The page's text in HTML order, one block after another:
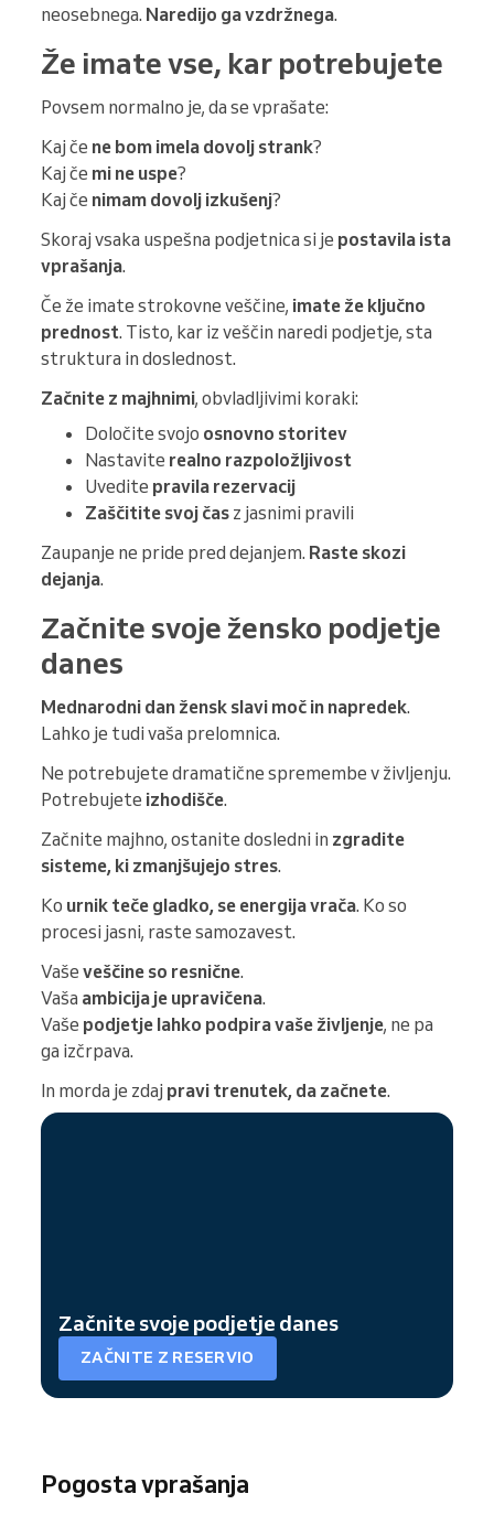
neosebnega. Naredijo ga vzdržnega.
Že imate vse, kar potrebujete
Povsem normalno je, da se vprašate:
Kaj če ne bom imela dovolj strank?
Kaj če mi ne uspe?
Kaj če nimam dovolj izkušenj?
Skoraj vsaka uspešna podjetnica si je postavila ista
vprašanja.
Če že imate strokovne veščine, imate že ključno
prednost. Tisto, kar iz veščin naredi podjetje, sta
struktura in doslednost.
Začnite z majhnimi, obvladljivimi koraki:
Določite svojo osnovno storitev
Nastavite realno razpoložljivost
Uvedite pravila rezervacij
Zaščitite svoj čas z jasnimi pravili
Zaupanje ne pride pred dejanjem. Raste skozi
dejanja.
Začnite svoje žensko podjetje
danes
Mednarodni dan žensk slavi moč in napredek.
Lahko je tudi vaša prelomnica.
Ne potrebujete dramatične spremembe v življenju.
Potrebujete izhodišče.
Začnite majhno, ostanite dosledni in zgradite
sisteme, ki zmanjšujejo stres.
Ko urnik teče gladko, se energija vrača. Ko so
procesi jasni, raste samozavest.
Vaše veščine so resnične.
Vaša ambicija je upravičena.
Vaše podjetje lahko podpira vaše življenje, ne pa
ga izčrpava.
In morda je zdaj pravi trenutek, da začnete.
Začnite svoje podjetje danes
ZAČNITE Z RESERVIO
Pogosta vprašanja